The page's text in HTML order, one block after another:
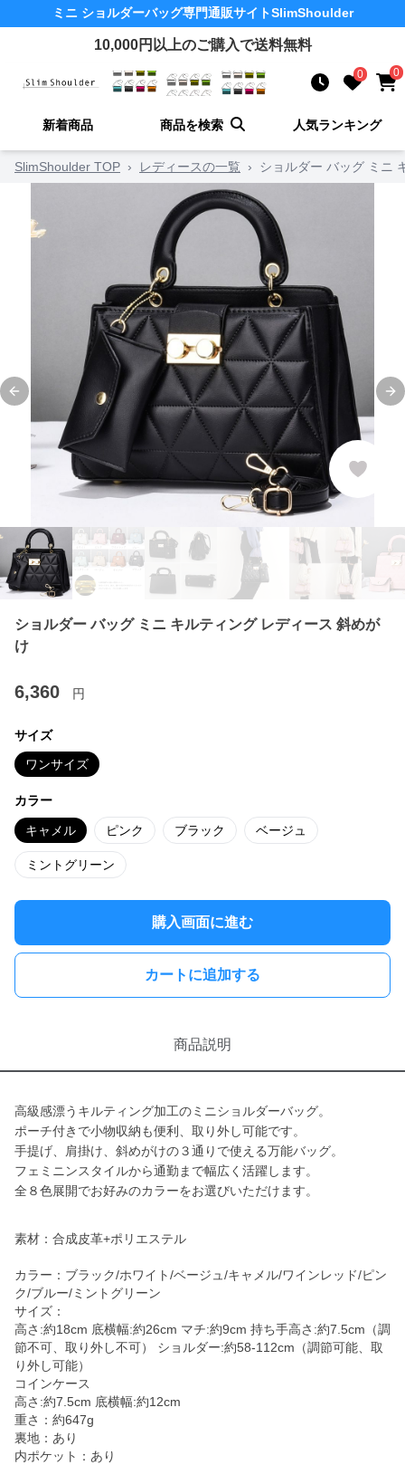
ミニ ショルダーバッグ専門通販サイトSlimShoulder
10,000円以上のご購入で送料無料
0 0
新着商品 商品を検索 人気ランキング
SlimShoulder TOP › レディースの一覧 › ショルダー バッグ ミニ
Previous slide
ショルダー バッグ ミニ キルティング レディース 斜めが
け
6,360 円
サイズ
ワンサイズ
カラー
キャメル ピンク ブラック ベージュ
ミントグリーン
購入画面に進む
カートに追加する
商品説明
高級感漂うキルティング加工のミニショルダーバッグ。
ポーチ付きで小物収納も便利、取り外し可能です。
手提げ、肩掛け、斜めがけの３通りで使える万能バッグ。
フェミニンスタイルから通勤まで幅広く活躍します。
全８色展開でお好みのカラーをお選びいただけます。
素材：合成皮革+ポリエステル
カラー：ブラック/ホワイト/ベージュ/キャメル/ワインレッド/ピン
ク/ブルー/ミントグリーン
サイズ：
高さ:約18cm 底横幅:約26cm マチ:約9cm 持ち手高さ:約7.5cm（調
節不可、取り外し不可） ショルダー:約58-112cm（調節可能、取
り外し可能）
コインケース
高さ:約7.5cm 底横幅:約12cm
重さ：約647g
裏地：あり
内ポケット：あり